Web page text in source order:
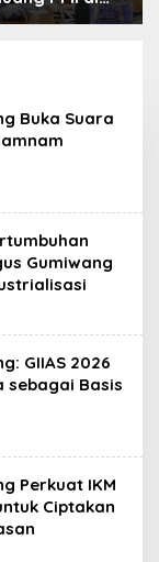
Jadi
Buka Suara
Gumiwang
GIIAS 2026
sebagai Basis
Perkuat IKM
Ciptakan